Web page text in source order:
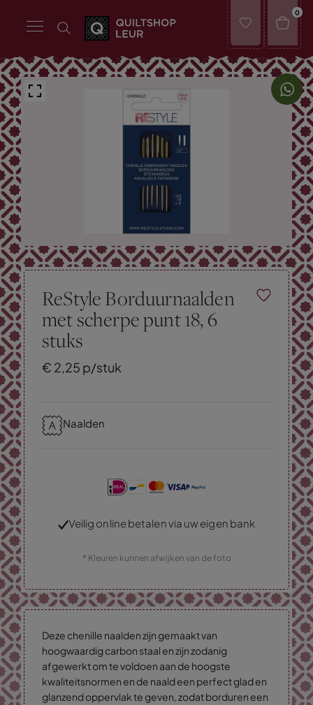
0
ReStyle Borduurnaalden
met scherpe punt 18, 6
stuks
€ 2,25 p/stuk
Naalden
Veilig online betalen via uw eigen bank
* Kleuren kunnen afwijken van de foto
Deze chenille naalden zijn gemaakt van
hoogwaardig carbon staal en zijn zodanig
afgewerkt om te voldoen aan de hoogste
kwaliteitsnormen en de naald een perfect glad en
glanzend oppervlak te geven, zodat borduren een